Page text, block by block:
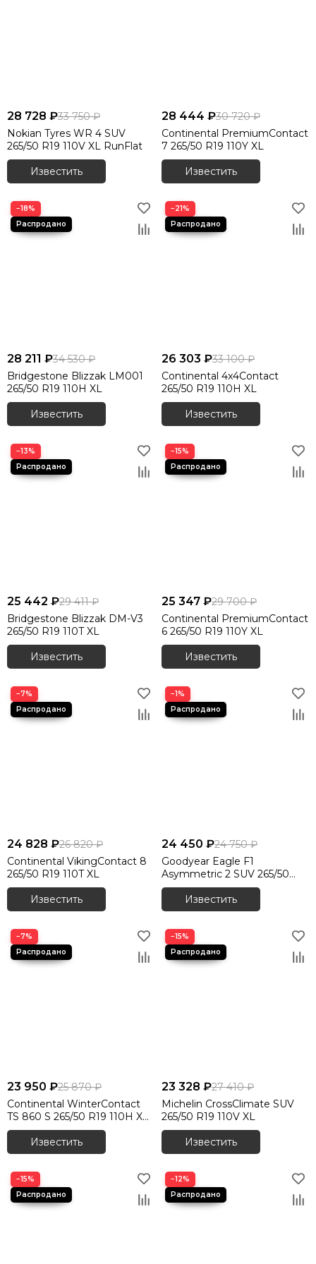
28 728 ₽33 750 ₽
Nokian Tyres WR 4 SUV
265/50 R19 110V XL RunFlat
Известить
28 444 ₽30 720 ₽
Continental PremiumContact
7 265/50 R19 110Y XL
Известить
−18%
28 211 ₽34 530 ₽
Bridgestone Blizzak LM001
265/50 R19 110H XL
Известить
−21%
26 303 ₽33 100 ₽
Continental 4x4Contact
265/50 R19 110H XL
Известить
−13%
25 442 ₽29 411 ₽
Bridgestone Blizzak DM-V3
265/50 R19 110T XL
Известить
−15%
25 347 ₽29 700 ₽
Continental PremiumContact
6 265/50 R19 110Y XL
Известить
−7%
24 828 ₽26 820 ₽
Continental VikingContact 8
265/50 R19 110T XL
Известить
−1%
24 450 ₽24 750 ₽
Goodyear Eagle F1
Asymmetric 2 SUV 265/50
R19 110Y
Известить
−7%
23 950 ₽25 870 ₽
Continental WinterContact
TS 860 S 265/50 R19 110H XL
RunFlat
Известить
−15%
23 328 ₽27 410 ₽
Michelin CrossClimate SUV
265/50 R19 110V XL
Известить
−15% −12%